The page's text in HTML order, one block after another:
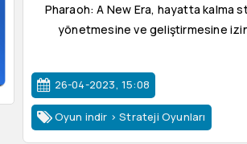
Pharaoh: A New Era, hayatta kalma
yönetmesine ve geliştirmesine
26-04-2023, 15:08
Oyun indir >Strateji Oyunları